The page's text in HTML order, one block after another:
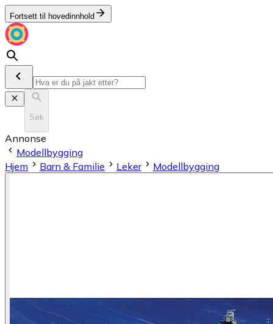
Fortsett til hovedinnhold
Søk
Annonse
Modellbygging
Hjem
Barn & Familie Leker Modellbygging